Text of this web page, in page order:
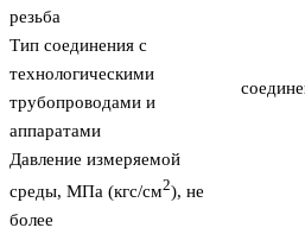
резьба
Тип соединения с
технологическими
трубопроводами и
аппаратами
Давление измеряемой
среды, МПа (кгс/см2), не
более